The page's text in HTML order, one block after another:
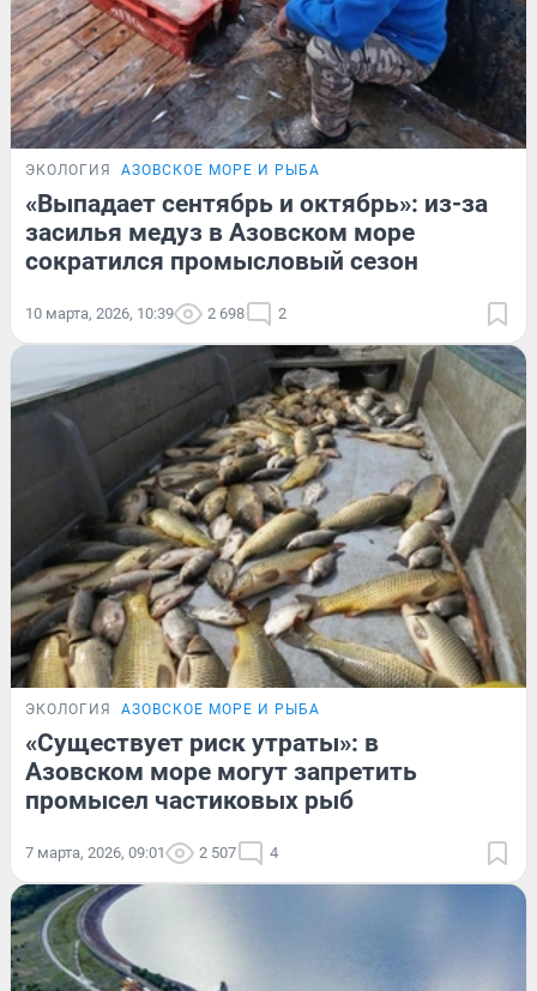
ЭКОЛОГИЯ АЗОВСКОЕ МОРЕ И РЫБА
«Выпадает сентябрь и октябрь»: из-за
засилья медуз в Азовском море
сократился промысловый сезон
10 марта, 2026, 10:39 2 698 2
ЭКОЛОГИЯ АЗОВСКОЕ МОРЕ И РЫБА
«Существует риск утраты»: в
Азовском море могут запретить
промысел частиковых рыб
7 марта, 2026, 09:01 2 507 4